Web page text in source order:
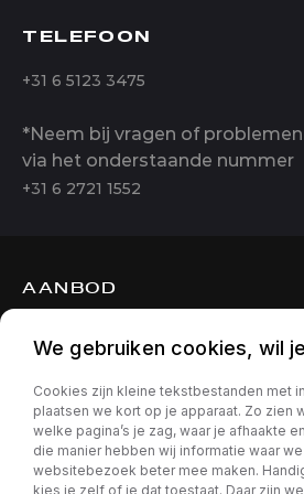
TELEFOON
+31 6 5123 3475
*Neem bij vragen of
via het onderstaande nummer
+31 6 2721 1552
AANBOD
OVER ONS
CONTACT
We gebruiken cookies, wil
Cookies zijn kleine tekstbestanden met
plaatsen we kort op je apparaat. Zo zien
welke pagina’s je zag, waar je afhaakte
die manier hebben wij informatie waar
websitebezoek beter mee maken.
kies je zelf of je dat toestaat. Daar zijn